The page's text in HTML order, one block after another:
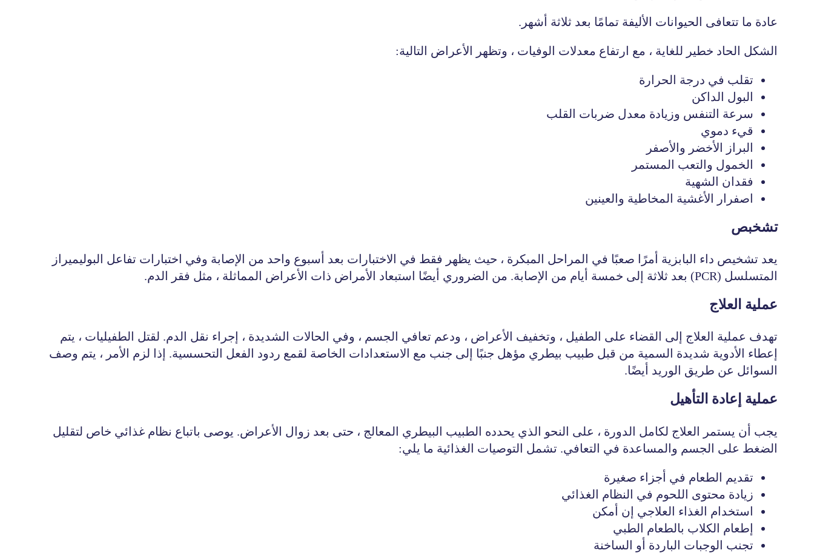
عادة ما تتعافى الحيوانات الأليفة تمامًا بعد ثلاثة أشهر.
الشكل الحاد خطير للغاية ، مع ارتفاع معدلات الوفيات ، وتظهر الأعراض التالية:
تقلب في درجة الحرارة
البول الداكن
سرعة التنفس وزيادة معدل ضربات القلب
قيء دموي
البراز الأخضر والأصفر
الخمول والتعب المستمر
فقدان الشهية
اصفرار الأغشية المخاطية والعينين
تشخبص
يعد تشخيص داء البابزية أمرًا صعبًا في المراحل المبكرة ، حيث يظهر فقط في الاختبارات بعد أسبوع واحد من الإصابة وفي اختبارات تفاعل البوليميراز
المتسلسل (PCR) بعد ثلاثة إلى خمسة أيام من الإصابة. من الضروري أيضًا استبعاد الأمراض ذات الأعراض المماثلة ، مثل فقر الدم.
عملية العلاج
تهدف عملية العلاج إلى القضاء على الطفيل ، وتخفيف الأعراض ، ودعم تعافي الجسم ، وفي الحالات الشديدة ، إجراء نقل الدم. لقتل الطفيليات ، يتم
إعطاء الأدوية شديدة السمية من قبل طبيب بيطري مؤهل جنبًا إلى جنب مع الاستعدادات الخاصة لقمع ردود الفعل التحسسية. إذا لزم الأمر ، يتم وصف
السوائل عن طريق الوريد أيضًا.
عملية إعادة التأهيل
يجب أن يستمر العلاج لكامل الدورة ، على النحو الذي يحدده الطبيب البيطري المعالج ، حتى بعد زوال الأعراض. يوصى باتباع نظام غذائي خاص لتقليل
الضغط على الجسم والمساعدة في التعافي. تشمل التوصيات الغذائية ما يلي:
تقديم الطعام في أجزاء صغيرة
زيادة محتوى اللحوم في النظام الغذائي
استخدام الغذاء العلاجي إن أمكن
إطعام الكلاب بالطعام الطبي
تجنب الوجبات الباردة أو الساخنة